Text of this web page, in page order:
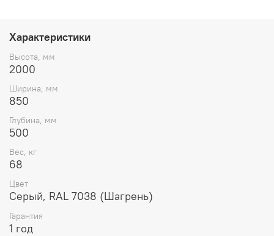
Характеристики
Высота, мм
2000
Ширина, мм
850
Глубина, мм
500
Вес, кг
68
Цвет
Серый, RAL 7038 (Шагрень)
Гарантия
1 год